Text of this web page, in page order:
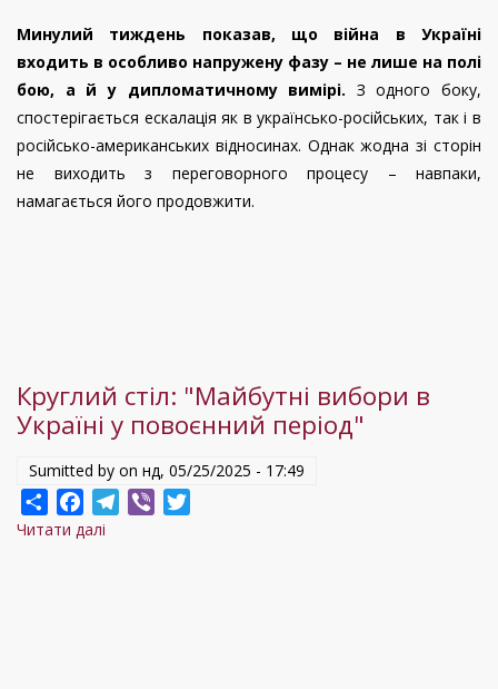
в
Україні.
21
-
28
травня
2025
Минулий тиждень показав, що війна в Україні
входить в особливо напружену фазу – не лише на полі
бою, а й у дипломатичному вимірі. З одного боку,
спостерігається ескалація як в українсько-російських, так і в
російсько-американських відносинах. Однак жодна зі сторін
не виходить з переговорного процесу – навпаки,
намагається його продовжити.
Круглий стіл: "Майбутні вибори в
Україні у повоєнний період"
Sumitted by on нд, 05/25/2025 - 17:49
ShareFacebookTelegram
Viber
Читати далі